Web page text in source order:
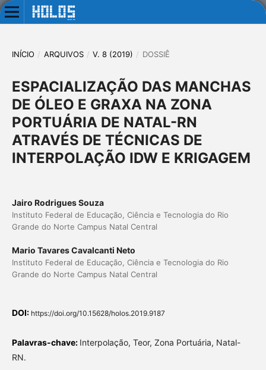
INÍCIO / ARQUIVOS / V. 8 (2019) / DOSSIÊ
ESPACIALIZAÇÃO DAS MANCHAS
DE ÓLEO E GRAXA NA ZONA
PORTUÁRIA DE NATAL-RN
ATRAVÉS DE TÉCNICAS DE
INTERPOLAÇÃO IDW E KRIGAGEM
Jairo Rodrigues Souza
Instituto Federal de Educação, Ciência e Tecnologia do Rio
Grande do Norte Campus Natal Central
Mario Tavares Cavalcanti Neto
Instituto Federal de Educação, Ciência e Tecnologia do Rio
Grande do Norte Campus Natal Central
DOI: https://doi.org/10.15628/holos.2019.9187
Palavras-chave: Interpolação, Teor, Zona Portuária, Natal-
RN.